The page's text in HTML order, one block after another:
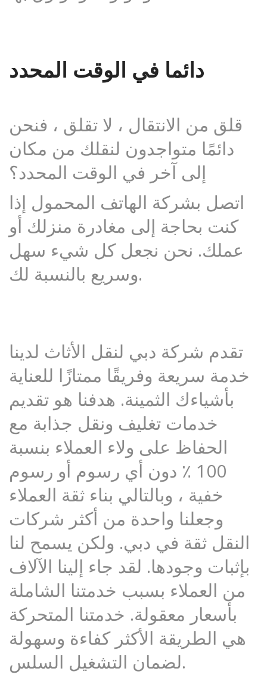
دائما في الوقت المحدد
قلق من الانتقال ، لا تقلق ، فنحن
دائمًا متواجدون لنقلك من مكان
إلى آخر في الوقت المحدد؟
اتصل بشركة الهاتف المحمول إذا
كنت بحاجة إلى مغادرة منزلك أو
عملك. نحن نجعل كل شيء سهل
تقدم شركة دبي لنقل الأثاث لدينا
خدمة سريعة وفريقًا ممتازًا للعناية
بأشياءك الثمينة. هدفنا هو تقديم
خدمات تغليف ونقل جذابة مع
الحفاظ على ولاء العملاء بنسبة
100 ٪ دون أي رسوم أو رسوم
خفية ، وبالتالي بناء ثقة العملاء
وجعلنا واحدة من أكثر شركات
النقل ثقة في دبي. ولكن يسمح لنا
بإثبات وجودها. لقد جاء إلينا الآلاف
من العملاء بسبب خدمتنا الشاملة
بأسعار معقولة. خدمتنا المتحركة
هي الطريقة الأكثر كفاءة وسهولة